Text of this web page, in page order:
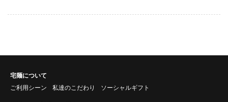
宅麺について
ご利用シーン
私達のこだわり ソーシャルギフト